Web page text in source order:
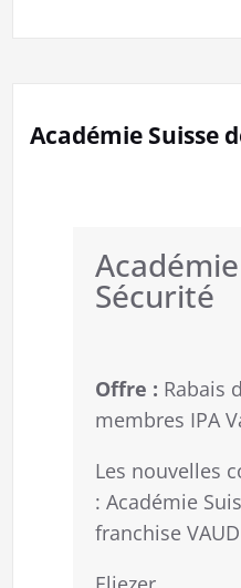
Académie Suisse
Sécurité
Offre : Rabais
membres IPA
Les nouvelles
: Académie
franchise VAUD